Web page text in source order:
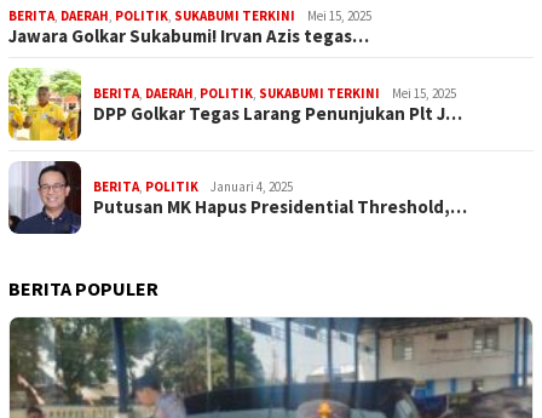
BERITA, DAERAH, POLITIK, SUKABUMI TERKINI Mei 15, 2025
Jawara Golkar Sukabumi! Irvan Azis tegas…
BERITA, DAERAH, POLITIK, SUKABUMI TERKINI Mei 15, 2025
DPP Golkar Tegas Larang Penunjukan Plt J…
BERITA, POLITIK Januari 4, 2025
Putusan MK Hapus Presidential Threshold,…
BERITA POPULER